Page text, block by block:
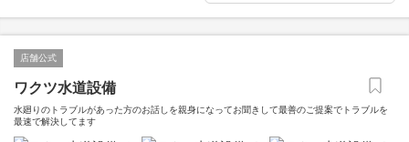
店舗公式
ワクツ水道設備
水廻りのトラブルがあった方のお話しを親身になってお聞きして最善のご提案でトラブルを
最速で解決してます